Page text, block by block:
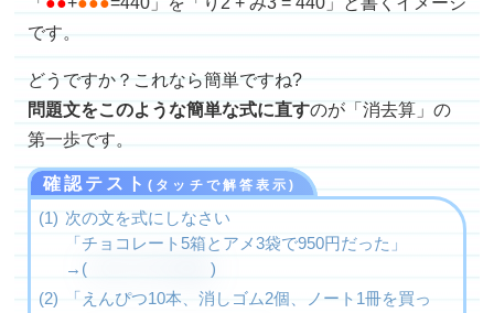
です。
どうですか？これなら簡単ですね?
問題文をこのような簡単な式に直すのが「消去算」の
第一歩です。
確認テスト(タッチで解答表示)
次の文を式にしなさい
「チョコレート5箱とアメ3袋で950円だった」
→(
)
「えんぴつ10本、消しゴム2個、ノート1冊を買っ